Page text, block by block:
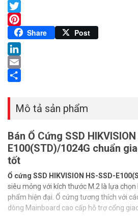
Facebook
Twitter
Pinterest
Share Post
LinkedIn
Email
Mô tả sản phẩm
Bán Ổ Cứng SSD
E100(STD)/1024G chuẩn
tốt
Ổ cứng SSD HIKVISION HS-SSD-
siêu mỏng với kích thước M.2 là lựa
phẩm hiện đại. Ổ cứng tương thích với
dòng Mainboard cao cấp hỗ trợ cổng